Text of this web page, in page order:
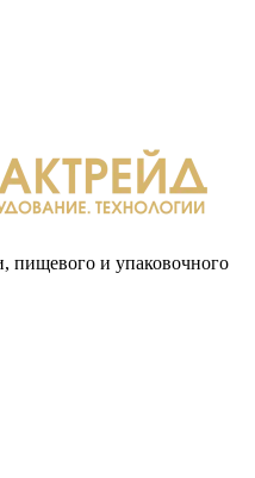
пищевого и упаковочного